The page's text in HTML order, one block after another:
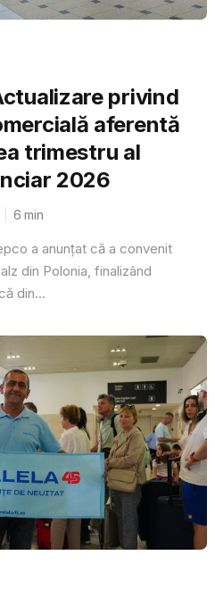
privind
aferentă
trimestru al
2026
6 min
a anunțat că a convenit
din Polonia, finalizând
din...